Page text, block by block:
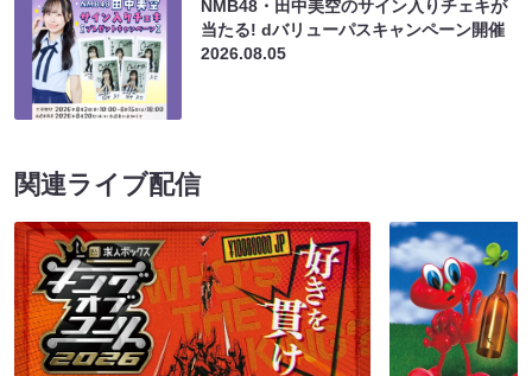
NMB48・田中美空のサイン入りチェキが
当たる! dバリューパスキャンペーン開催
2026.08.05
関連ライブ配信